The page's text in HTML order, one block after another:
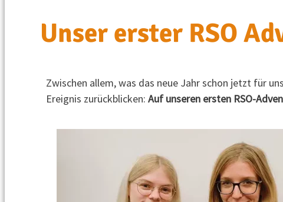
Unser erster RSO
Zwischen allem, was das neue Jahr schon jetzt für
Ereignis zurückblicken: Auf unseren ersten RSO-